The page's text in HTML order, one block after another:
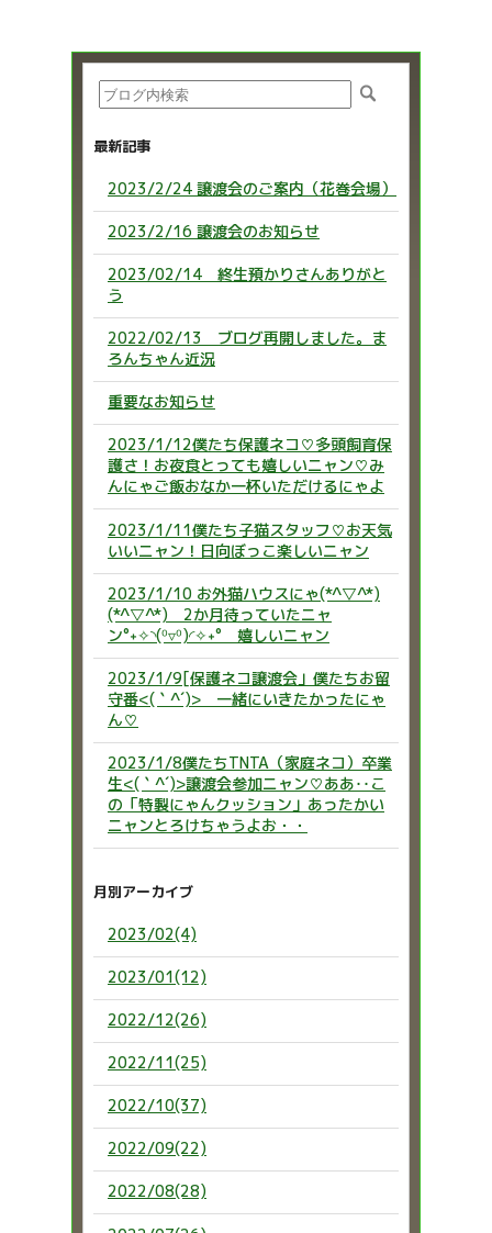
最新記事
2023/2/24 譲渡会のご案内（花巻会場）
2023/2/16 譲渡会のお知らせ
2023/02/14 終生預かりさんありがと
う
2022/02/13 ブログ再開しました。ま
ろんちゃん近況
重要なお知らせ
2023/1/12僕たち保護ネコ♡多頭飼育保
護さ！お夜食とっても嬉しいニャン♡み
んにゃご飯おなか一杯いただけるにゃよ
2023/1/11僕たち子猫スタッフ♡お天気
いいニャン！日向ぼっこ楽しいニャン
2023/1/10 お外猫ハウスにゃ(*^▽^*)
(*^▽^*) 2か月待っていたニャ
ン°˖✧◝(⁰▿⁰)◜✧˖° 嬉しいニャン
2023/1/9[保護ネコ譲渡会」僕たちお留
守番<(｀^´)> 一緒にいきたかったにゃ
ん♡
2023/1/8僕たちTNTA（家庭ネコ）卒業
生<(｀^´)>譲渡会参加ニャン♡ああ‥こ
の「特製にゃんクッション」あったかい
ニャンとろけちゃうよお・・
月別アーカイブ
2023/02(4)
2023/01(12)
2022/12(26)
2022/11(25)
2022/10(37)
2022/09(22)
2022/08(28)